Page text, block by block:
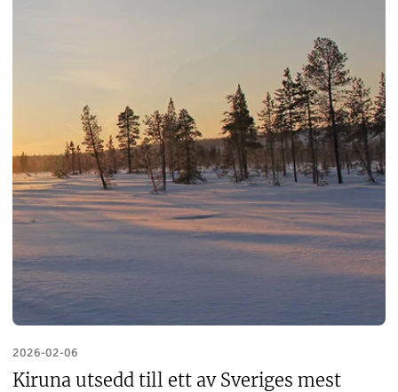
2026-02-06
Kiruna utsedd till ett av Sveriges mest